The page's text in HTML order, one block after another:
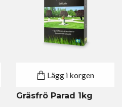
Lägg i korgen
Gräsfrö Parad 1kg